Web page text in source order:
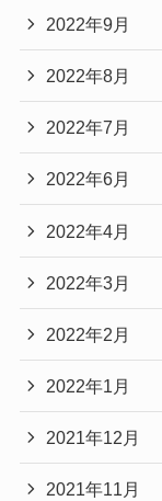
2022年9月
2022年8月
2022年7月
2022年6月
2022年4月
2022年3月
2022年2月
2022年1月
2021年12月
2021年11月